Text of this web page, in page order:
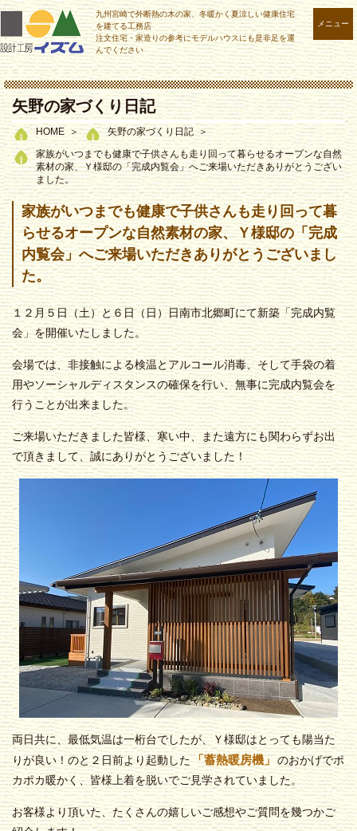
メニュー
九州宮崎で外断熱の木の家、冬暖かく夏涼しい健康住宅
を建てる工務店
注文住宅・家造りの参考にモデルハウスにも是非足を運
んでください
矢野の家づくり日記
HOME
矢野の家づくり日記
家族がいつまでも健康で子供さんも走り回って暮らせるオープンな自然
素材の家、Ｙ様邸の「完成内覧会」へご来場いただきありがとうござい
ました。
家族がいつまでも健康で子供さんも走り回って暮
らせるオープンな自然素材の家、Ｙ様邸の「完成
内覧会」へご来場いただきありがとうございまし
た。
１２月５日（土）と６日（日）日南市北郷町にて新築「完成内覧
会」を開催いたしました。
会場では、非接触による検温とアルコール消毒、そして手袋の着
用やソーシャルディスタンスの確保を行い、無事に完成内覧会を
行うことが出来ました。
ご来場いただきました皆様、寒い中、また遠方にも関わらずお出
で頂きまして、誠にありがとうございました！
両日共に、最低気温は一桁台でしたが、Ｙ様邸はとっても陽当た
りが良い！のと２日前より起動した「蓄熱暖房機」のおかげでポ
カポカ暖かく、皆様上着を脱いでご見学されていました。
お客様より頂いた、たくさんの嬉しいご感想やご質問を幾つかご